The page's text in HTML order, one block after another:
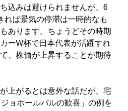
込みは避けられませんが、6
れば景気の停滞は一時的なも
あります。ちょうどその時期
ーW杯で日本代表が活躍すれ
、株価が上昇することが期待
上がるとは意外な話だが、宅
ョホールバルの歓喜」の例を